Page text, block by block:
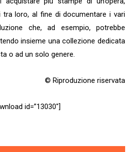
tra loro, al fine di documentare i vari
che, ad esempio, potrebbe
insieme una collezione dedicata
o ad un solo genere.
© Riproduzione riservata
id=”13030″]